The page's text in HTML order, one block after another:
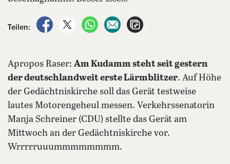
Teilen:
auf Facebook teilen
auf X teilenper WhatsApp teilen
per E-Mail teilen
Apropos Raser: Am Kudamm steht seit gestern
der deutschlandweit erste Lärmblitzer. Auf Höhe
der Gedächtniskirche soll das Gerät testweise
lautes Motorengeheul messen. Verkehrssenatorin
Manja Schreiner (CDU) stellte das Gerät am
Mittwoch an der Gedächtniskirche vor.
Wrrrrruuummmmmmmm.